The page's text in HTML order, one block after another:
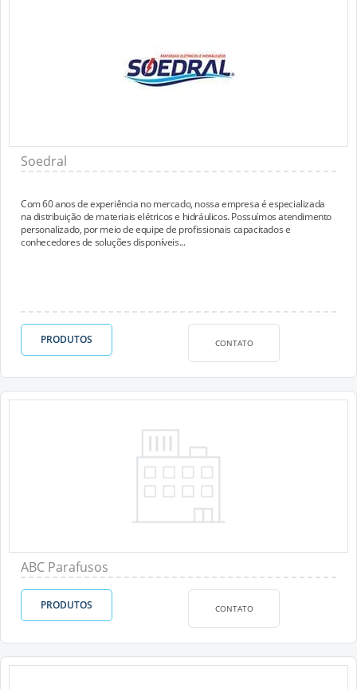
Soedral
Com 60 anos de experiência no mercado, nossa empresa é especializada
na distribuição de materiais elétricos e hidráulicos. Possuímos atendimento
personalizado, por meio de equipe de profissionais capacitados e
conhecedores de soluções disponíveis...
PRODUTOS CONTATO
ABC Parafusos
PRODUTOS CONTATO